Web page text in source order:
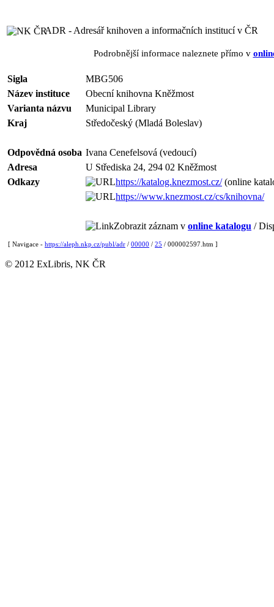
ADR - Adresář knihoven a informačních institucí v ČR
Podrobnější informace naleznete přímo v
Sigla
MBG506
Název instituce
Obecní knihovna Kněžmost
Varianta názvu
Municipal Library
Kraj
Středočeský (Mladá Boleslav)
Odpovědná osoba Ivana Cenefelsová (vedoucí)
Adresa
U Střediska 24, 294 02 Kněžmost
Odkazy
https://katalog.knezmost.cz/(online
https://www.knezmost.cz/cs/knihovna/
Zobrazit záznam v online katalogu /
[ Navigace - https://aleph.nkp.cz/publ/adr / 00000 / 25 / 000002597.htm ]
© 2012 ExLibris, NK ČR